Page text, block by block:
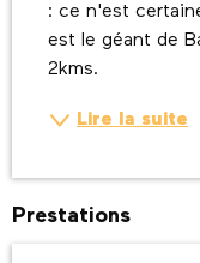
: ce n'est
est le géant de
2kms.
Lire la suite
Prestations